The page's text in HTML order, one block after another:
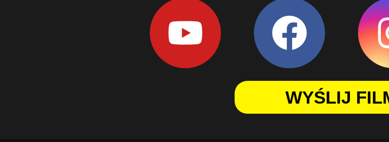
WYŚLIJ